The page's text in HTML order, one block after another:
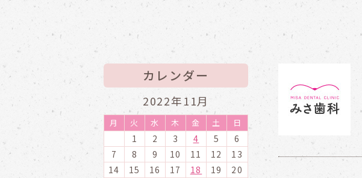
カレンダー
2022年11月
月 火 水 木 金 土 日
1 2 3 4 5
6
7
8 9 10 11 12
13
14
15 16 17 18 19
20